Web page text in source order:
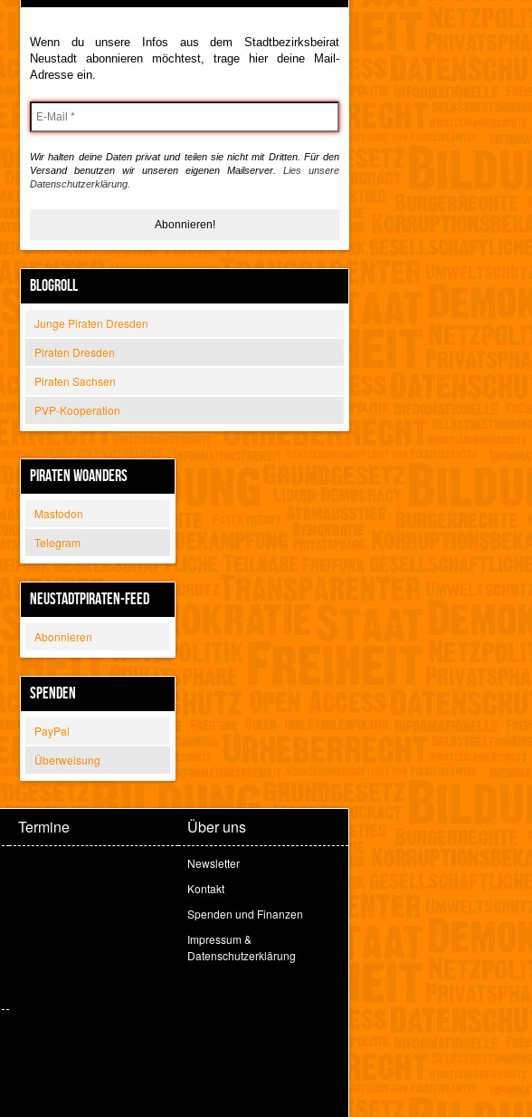
Wenn du unsere Infos aus dem Stadtbezirksbeirat
Neustadt abonnieren möchtest, trage hier deine Mail-
Adresse ein.
Wir halten deine Daten privat und teilen sie nicht mit Dritten. Für den
Versand benutzen wir unseren eigenen Mailserver. Lies unsere
Datenschutzerklärung.
BLOGROLL
Junge Piraten Dresden
Piraten Dresden
Piraten Sachsen
PVP-Kooperation
PIRATEN WOANDERS
Mastodon
Telegram
NEUSTADTPIRATEN-FEED
Abonnieren
SPENDEN
PayPal
Überweisung
Termine Über uns
Newsletter
Kontakt
Spenden und Finanzen
Impressum &
Datenschutzerklärung